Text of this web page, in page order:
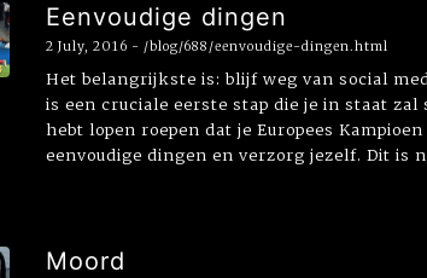
Eenvoudige dingen
2 July, 2016 - /blog/688/eenvoudige-dingen.html
Het belangrijkste is: blijf weg van social
is een cruciale eerste stap die je in staat
hebt lopen roepen dat je Europees
eenvoudige dingen en verzorg jezelf. Dit is
Moord